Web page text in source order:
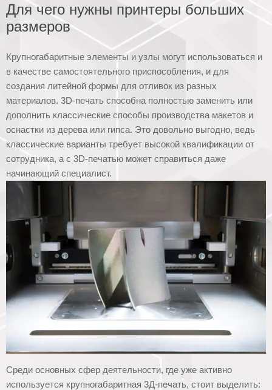
Для чего нужны принтеры больших
размеров
Крупногабаритные элементы и узлы могут использоваться и
в качестве самостоятельного приспособления, и для
создания литейной формы для отливок из разных
материалов. 3D-печать способна полностью заменить или
дополнить классические способы производства макетов и
оснастки из дерева или гипса. Это довольно выгодно, ведь
классические варианты требует высокой квалификации от
сотрудника, а с 3D-печатью может справиться даже
начинающий специалист.
Среди основных сфер деятельности, где уже активно
используется крупногабаритная 3Д-печать, стоит выделить: